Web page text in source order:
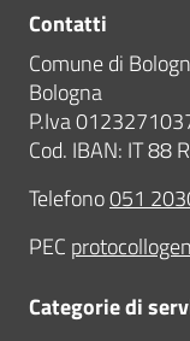
Contatti
Comune di
Bologna
P.Iva
Cod. IBAN: IT
Telefono051
PEC
Categorie di